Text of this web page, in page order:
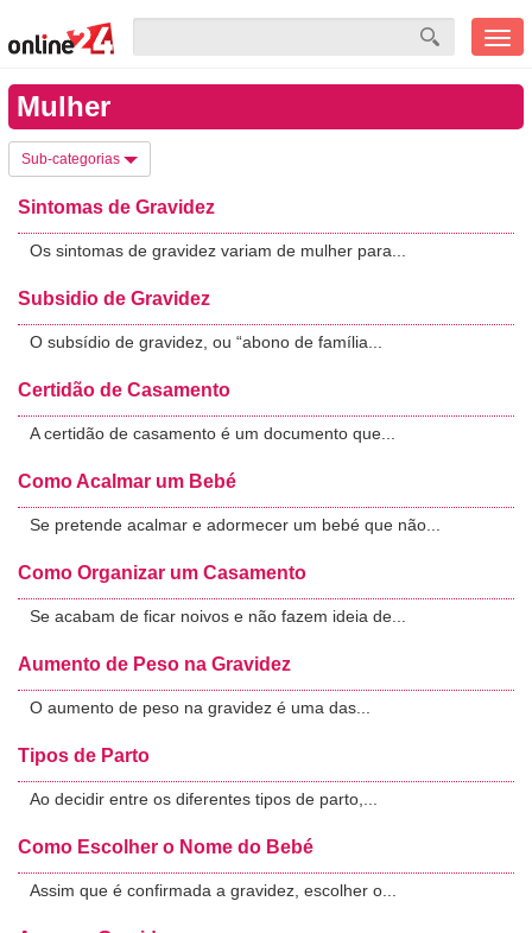
Mulher
Sub-categorias
Sintomas de Gravidez
Os sintomas de gravidez variam de mulher para...
Subsidio de Gravidez
O subsídio de gravidez, ou “abono de família...
Certidão de Casamento
A certidão de casamento é um documento que...
Como Acalmar um Bebé
Se pretende acalmar e adormecer um bebé que não...
Como Organizar um Casamento
Se acabam de ficar noivos e não fazem ideia de...
Aumento de Peso na Gravidez
O aumento de peso na gravidez é uma das...
Tipos de Parto
Ao decidir entre os diferentes tipos de parto,...
Como Escolher o Nome do Bebé
Assim que é confirmada a gravidez, escolher o...